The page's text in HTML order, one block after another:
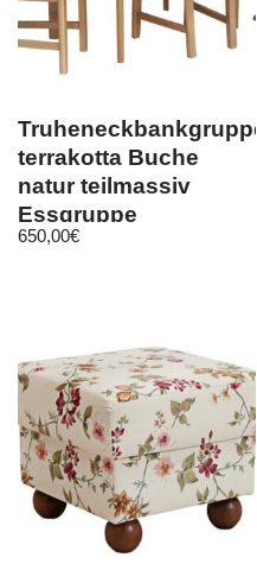
Truheneckbankgruppe
terrakotta Buche
natur teilmassiv
Essgruppe
Tischgruppe
650,00€